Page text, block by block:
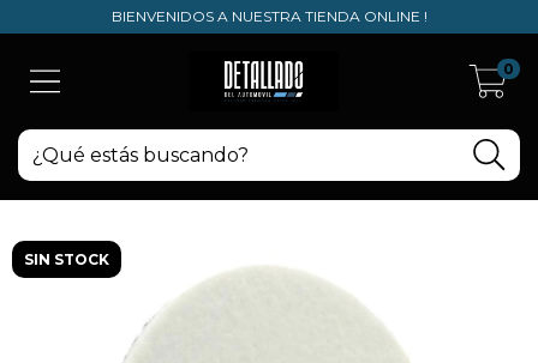
BIENVENIDOS A NUESTRA TIENDA ONLINE !
0
SIN STOCK